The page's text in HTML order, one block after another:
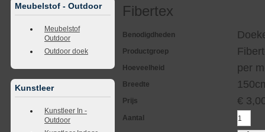
Meubelstof - Outdoor
Meubelstof
Outdoor
Outdoor doek
Kunstleer
Kunstleer In -
Outdoor
Fibertex
Benodigdheden
Productgroep
Hoeveelheid per
Breedte
Prijs €
Aantal